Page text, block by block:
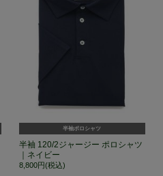
半袖ポロシャツ
半袖 120/2ジャージー ポロシャツ
｜ネイビー
8,800円(税込)